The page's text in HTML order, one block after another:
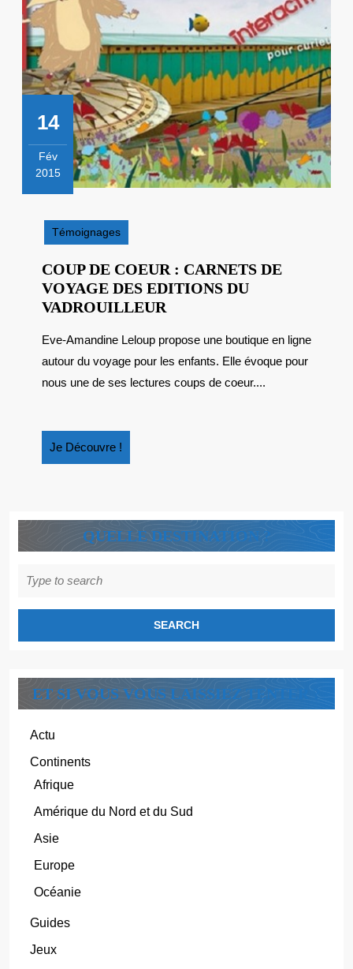
14
Fév
2015
2015
Témoignages
COUP DE COEUR : CARNETS DE
VOYAGE DES EDITIONS DU
VADROUILLEUR
COEUR
:
CARNETS
Eve-Amandine Leloup propose une boutique en ligne
autour du voyage pour les enfants. Elle évoque pour
nous une de ses lectures coups de coeur....
Je Découvre !
Découvre
QUELLE DESTINATION ?
for:
ET SI VOUS VOUS LAISSIEZ TENTER ?
Actu
Continents
Afrique
Amérique du Nord et du Sud
Asie
Europe
Océanie
Guides
Jeux